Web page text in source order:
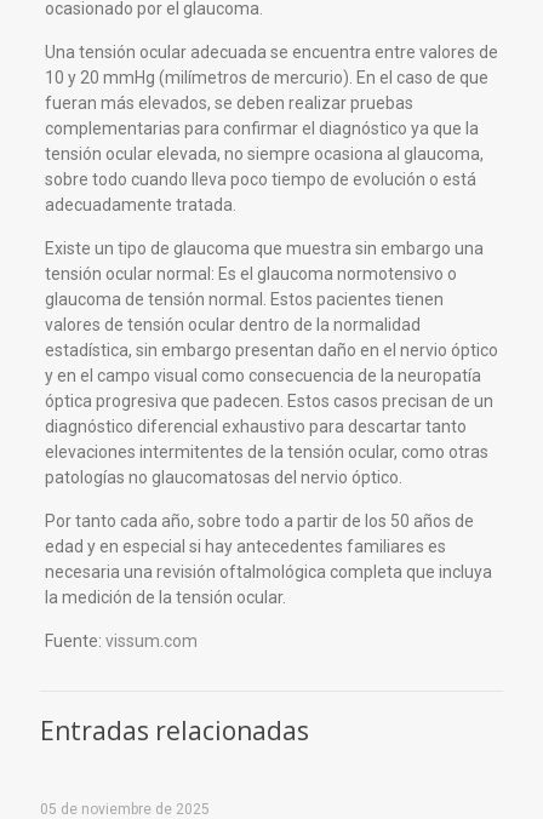
ocasionado por el glaucoma.
Una tensión ocular adecuada se encuentra entre valores de
10 y 20 mmHg (milímetros de mercurio). En el caso de que
fueran más elevados, se deben realizar pruebas
complementarias para confirmar el diagnóstico ya que la
tensión ocular elevada, no siempre ocasiona al glaucoma,
sobre todo cuando lleva poco tiempo de evolución o está
adecuadamente tratada.
Existe un tipo de glaucoma que muestra sin embargo una
tensión ocular normal: Es el glaucoma normotensivo o
glaucoma de tensión normal. Estos pacientes tienen
valores de tensión ocular dentro de la normalidad
estadística, sin embargo presentan daño en el nervio óptico
y en el campo visual como consecuencia de la neuropatía
óptica progresiva que padecen. Estos casos precisan de un
diagnóstico diferencial exhaustivo para descartar tanto
elevaciones intermitentes de la tensión ocular, como otras
patologías no glaucomatosas del nervio óptico.
Por tanto cada año, sobre todo a partir de los 50 años de
edad y en especial si hay antecedentes familiares es
necesaria una revisión oftalmológica completa que incluya
la medición de la tensión ocular.
Fuente: vissum.com
Entradas relacionadas
05 de noviembre de 2025